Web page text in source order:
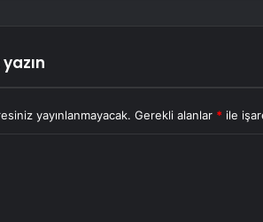
yayınlanmayacak. Gerekli alanlar * ile